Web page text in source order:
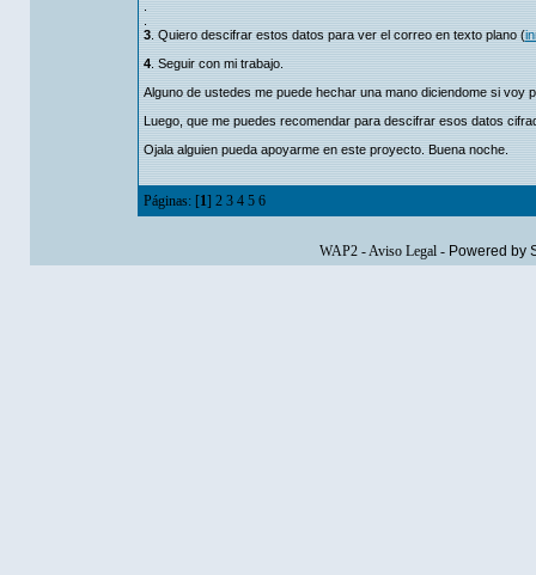
3. Quiero descifrar estos datos para ver el correo en texto plano (
4. Seguir con mi trabajo.
Alguno de ustedes me puede hechar una mano diciendome si voy
Luego, que me puedes recomendar para descifrar esos datos
Ojala alguien pueda apoyarme en este proyecto. Buena noche.
Páginas: [1] 2 3 4 5 6
WAP2-Aviso Legal- Powered by